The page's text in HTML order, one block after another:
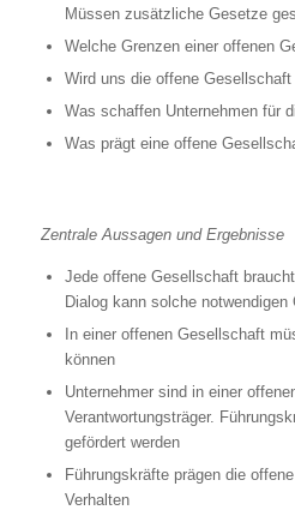
Müssen zusätzliche Gesetze
Welche Grenzen einer offenen
Wird uns die offene Gesellschaft
Was schaffen Unternehmen für
Was prägt eine offene
Zentrale Aussagen und Ergebnisse
Jede offene Gesellschaft
Dialog kann solche
In einer offenen Gesellschaft
können
Unternehmer sind in einer
Verantwortungsträger.
gefördert werden
Führungskräfte prägen die
Verhalten